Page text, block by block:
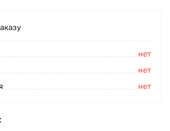
нет
нет
нет